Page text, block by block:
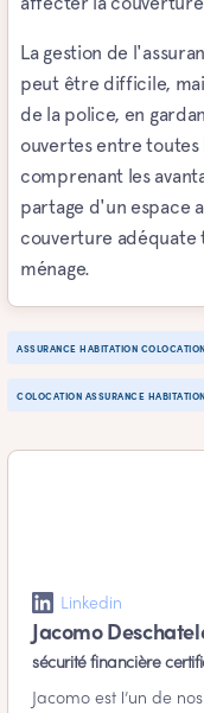
La gestion de
peut être difficile,
de la police, en
ouvertes entre
comprenant les
partage d'un espace
couverture adéquate
ménage.
ASSURANCE HABITATION COLOCATION
COLOCATION ASSURANCE HABITATION
Linkedin
Jacomo
sécurité financière
Jacomo est l’un de